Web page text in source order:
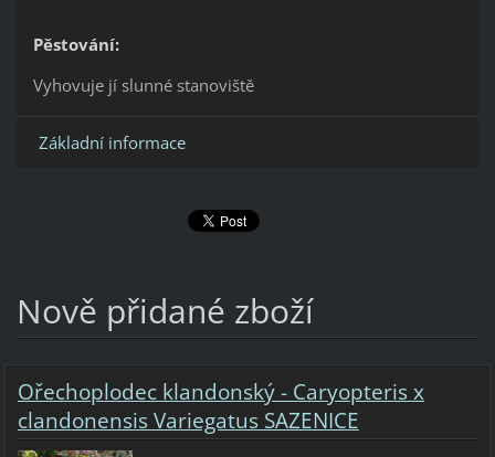
Pěstování:
Vyhovuje jí slunné stanoviště
Základní informace
Nově přidané zboží
Ořechoplodec klandonský - Caryopteris x
clandonensis Variegatus SAZENICE